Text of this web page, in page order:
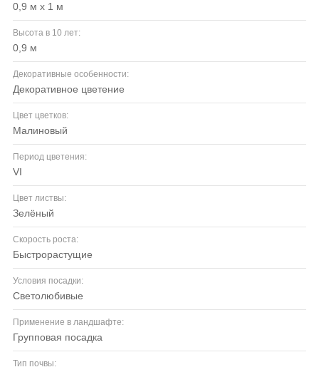
0,9 м х 1 м
Высота в 10 лет:
0,9 м
Декоративные особенности:
декоративное цветение
Цвет цветков:
малиновый
Период цветения:
VI
Цвет листвы:
зелёный
Скорость роста:
быстрорастущие
Условия посадки:
светолюбивые
Применение в ландшафте:
групповая посадка
Тип почвы: